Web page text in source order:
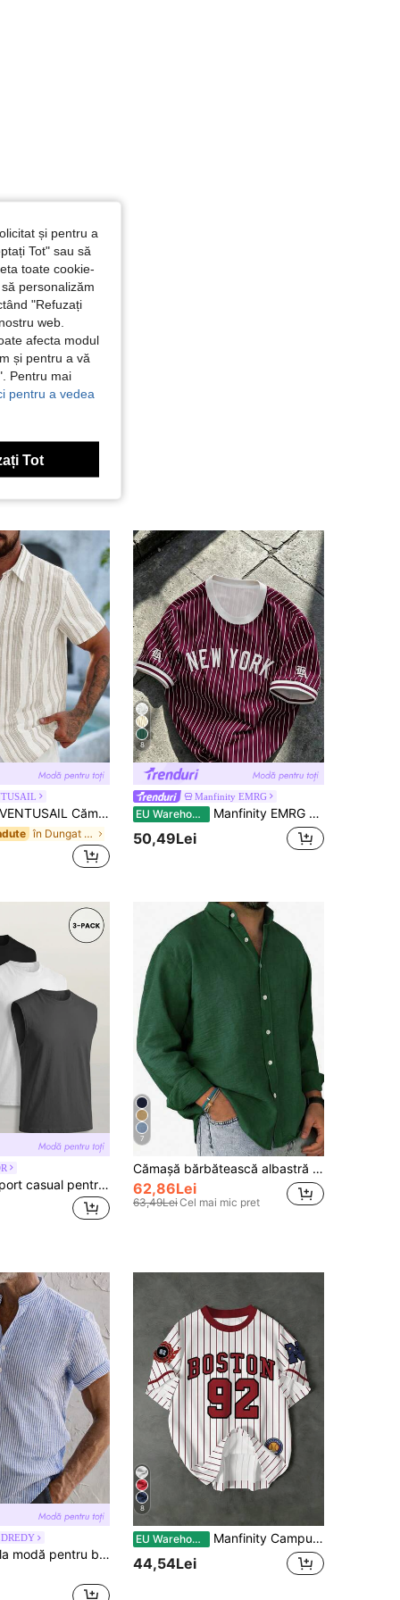
VENTUSAIL Cămașă casual de vară slim fit cu mânecă scurtă, dungată, cu nasturi în față și umeri regușți, pentru vacanță
în Dungat Cămăși pentru bărbați
8
Manfinity EMRG
EU Warehouse Manfinity EMRG Tricou bărbătesc cu imprimeu cu litere și dungi, guler rotund, mânecă scurtă, casual
50,49Lei
GRDR Vestă sport casual pentru bărbați, 3 buc., material tricotat ușor și respirabil, top fără mâneci cu guler rotund, potrivită pentru sală și ținută casual
7
Cămașă bărbătească albastră solidă, cu mânecă lungă, casual, cămașă minimalistă la modă, pentru activități în aer liber, top casual
62,86Lei
63,49LeiCel mai mic pret
Tricou casual la modă pentru bărbați, cu dungi texturate, cu guler înalt, respirabil, cu nasturi contrastanți, potrivit pentru purtare zilnică, ieșiri, vacanțe la plajă în timpul verii
8
EU Warehouse Manfinity Campus Court Tricou casual pentru bărbați cu guler rotund, stil retro american de baseball, vișiniu cu dungi contrastante, 92 N-League, modă stradală, fotbal
44,54Lei
și pentru a
Tot" sau să
toate cookie-
personalizăm
"Refuzați
web.
afecta modul
și pentru a vă
Pentru mai
pentru a vedea
Tot